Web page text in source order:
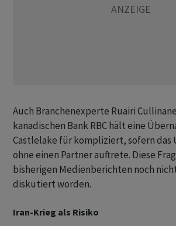
Auch Branchenexperte Ruairi
kanadischen Bank RBC hält eine
Castlelake für kompliziert, sofern das
ohne einen Partner auftrete. Diese
bisherigen Medienberichten noch
diskutiert worden.
Iran-Krieg als Risiko